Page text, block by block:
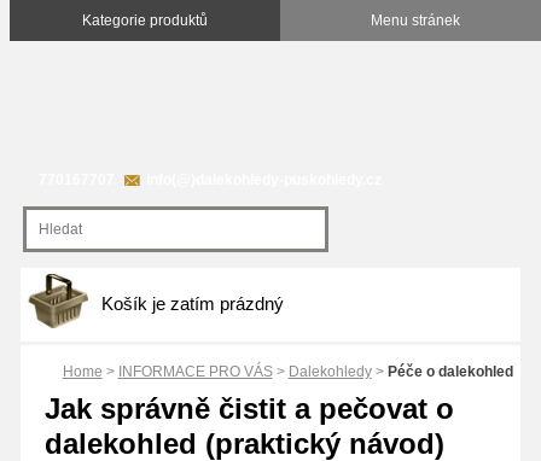
Košík je zatím prázdný
Home > INFORMACE PRO VÁS > Dalekohledy > Péče o dalekohled
Jak správně čistit a pečovat o
dalekohled (praktický návod)